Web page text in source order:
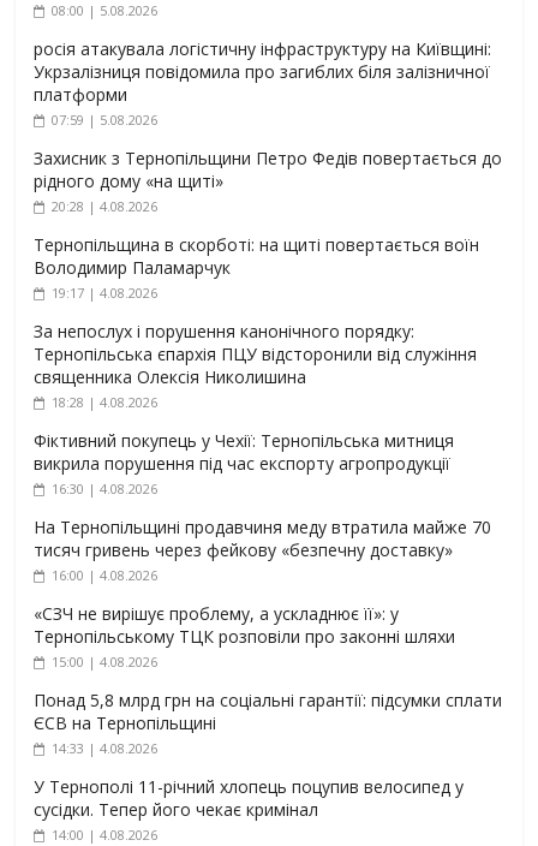
08:00 | 5.08.2026
росія атакувала логістичну інфраструктуру на Київщині:
Укрзалізниця повідомила про загиблих біля залізничної
платформи
07:59 | 5.08.2026
Захисник з Тернопільщини Петро Федів повертається до
рідного дому «на щиті»
20:28 | 4.08.2026
Тернопільщина в скорботі: на щиті повертається воїн
Володимир Паламарчук
19:17 | 4.08.2026
За непослух і порушення канонічного порядку:
Тернопільська єпархія ПЦУ відсторонили від служіння
священника Олексія Николишина
18:28 | 4.08.2026
Фіктивний покупець у Чехії: Тернопільська митниця
викрила порушення під час експорту агропродукції
16:30 | 4.08.2026
На Тернопільщині продавчиня меду втратила майже 70
тисяч гривень через фейкову «безпечну доставку»
16:00 | 4.08.2026
«СЗЧ не вирішує проблему, а ускладнює її»: у
Тернопільському ТЦК розповіли про законні шляхи
15:00 | 4.08.2026
Понад 5,8 млрд грн на соціальні гарантії: підсумки сплати
ЄСВ на Тернопільщині
14:33 | 4.08.2026
У Тернополі 11-річний хлопець поцупив велосипед у
сусідки. Тепер його чекає кримінал
14:00 | 4.08.2026